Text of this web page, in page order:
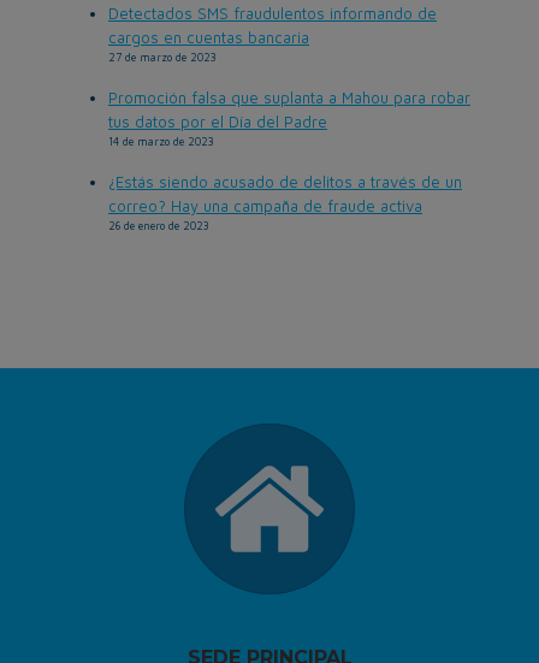
Detectados SMS fraudulentos informando de
cargos en cuentas bancaria
27 de marzo de 2023
Promoción falsa que suplanta a Mahou para robar
tus datos por el Día del Padre
14 de marzo de 2023
¿Estás siendo acusado de delitos a través de un
correo? Hay una campaña de fraude activa
26 de enero de 2023
SEDE PRINCIPAL